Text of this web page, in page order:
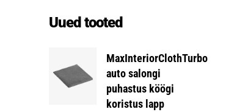
Uued tooted
MaxInteriorClothTurbo
auto salongi
puhastus köögi
koristus lapp